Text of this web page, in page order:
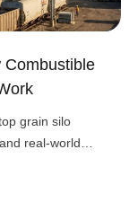
Combustible
grain silo
real-world